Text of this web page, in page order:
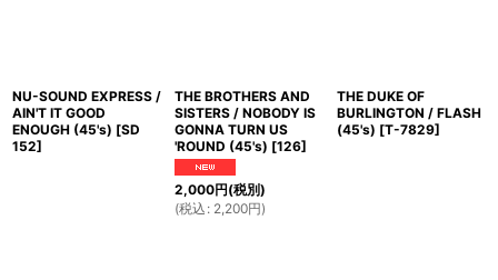
NU-SOUND EXPRESS /
AIN'T IT GOOD
ENOUGH (45's) [SD
152]
THE BROTHERS AND
SISTERS / NOBODY IS
GONNA TURN US
'ROUND (45's) [126]
2,000円(税別)
(税込 : 2,200円)
THE DUKE OF
BURLINGTON / FLASH
(45's) [T-7829]